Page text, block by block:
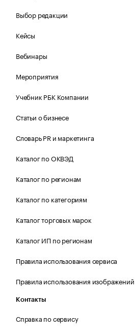
Выбор редакции
Кейсы
Вебинары
Мероприятия
Учебник РБК Компании
Статьи о бизнесе
Словарь PR и маркетинга
Каталог по ОКВЭД
Каталог по регионам
Каталог по категориям
Каталог торговых марок
Каталог ИП по регионам
Правила использования сервиса
Правила использования изображений
Контакты
Справка по сервису